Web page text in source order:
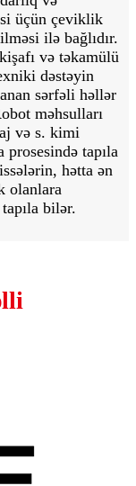
üçün çeviklik
ilə bağlıdır.
və təkamülü
dəstəyin
sərfəli həllər
məhsulları
və s. kimi
tapıla
hətta ən
olanlara
bilər.